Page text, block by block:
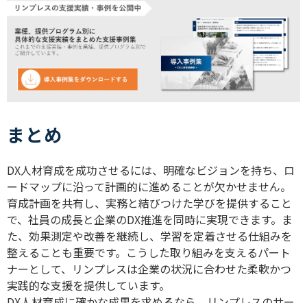
まとめ
DX人材育成を成功させるには、明確なビジョンを持ち、ロ
ードマップに沿って計画的に進めることが欠かせません。
育成計画を共有し、実務と結びつけた学びを提供すること
で、社員の成長と企業のDX推進を同時に実現できます。ま
た、効果測定や改善を継続し、学習を定着させる仕組みを
整えることも重要です。こうした取り組みを支えるパート
ナーとして、リンプレスは企業の状況に合わせた柔軟かつ
実践的な支援を提供しています。